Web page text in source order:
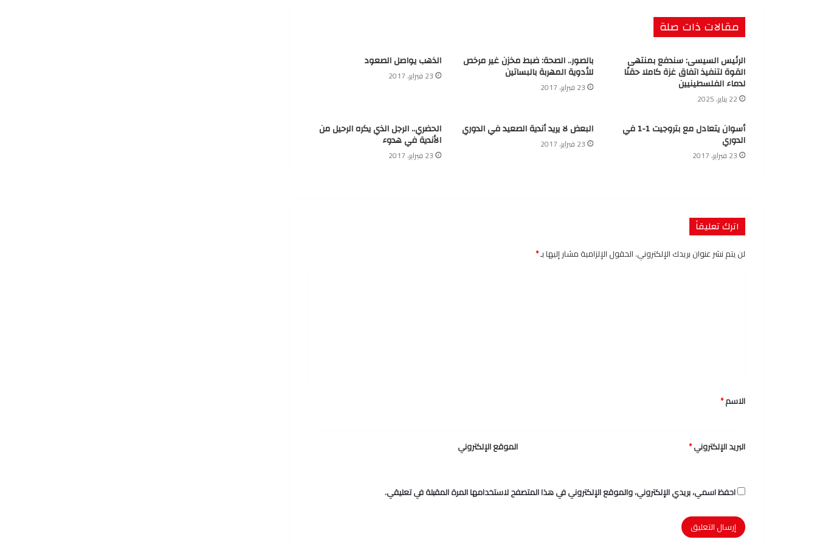
مقالات ذات صلة
الرئيس السيسى: سندفع بمنتهى
القوة لتنفيذ اتفاق غزة كاملا حقنًا
لدماء الفلسطينيين
22 يناير، 2025
بالصور.. الصحة: ضبط مخزن غير مرخص
للأدوية المهربة بالبساتين
23 فبراير، 2017
الذهب يواصل الصعود
23 فبراير، 2017
أسوان يتعادل مع بتروجيت 1-1 في
الدوري
23 فبراير، 2017
البعض لا يريد أندية الصعيد في الدوري
23 فبراير، 2017
الحضري.. الرجل الذي يكره الرحيل من
الأندية في هدوء
23 فبراير، 2017
اترك تعليقاً
لن يتم نشر عنوان بريدك الإلكتروني.الحقول الإلزامية مشار إليها بـ*
*
الاسم*
البريد الإلكتروني* الموقع الإلكتروني
احفظ اسمي، بريدي الإلكتروني، والموقع الإلكتروني في هذا المتصفح لاستخدامها المرة المقبلة في تعليقي.